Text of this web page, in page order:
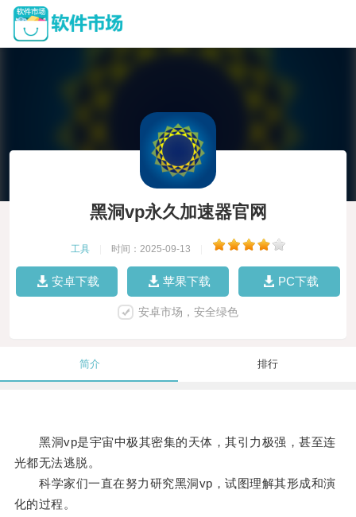
黑洞vp永久加速器官网
工具 时间：2025-09-13
安卓下载 苹果下载 PC下载
安卓市场，安全绿色
简介 排行
黑洞vp是宇宙中极其密集的天体，其引力极强，甚至连
光都无法逃脱。
科学家们一直在努力研究黑洞vp，试图理解其形成和演
化的过程。